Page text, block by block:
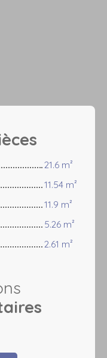
21.6 m²
11.54 m²
11.9 m²
5.26 m²
2.61 m²